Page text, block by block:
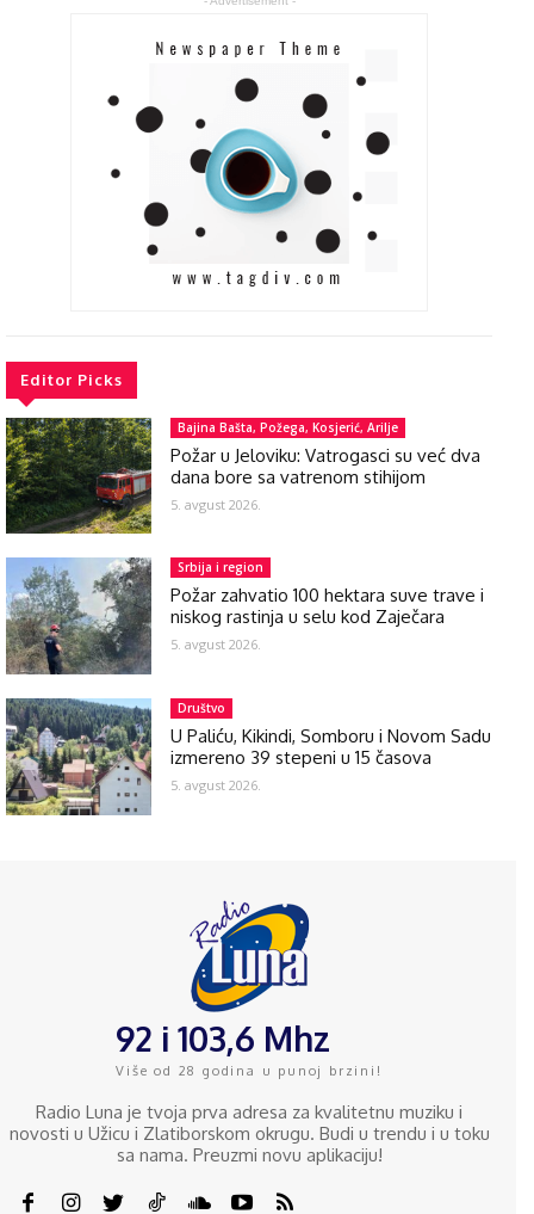
Editor Picks
Bajina Bašta, Požega, Kosjerić, Arilje
Požar u Jeloviku: Vatrogasci su već dva
dana bore sa vatrenom stihijom
5. avgust 2026.
Srbija i region
Požar zahvatio 100 hektara suve trave i
niskog rastinja u selu kod Zaječara
5. avgust 2026.
Društvo
U Paliću, Kikindi, Somboru i Novom Sadu
izmereno 39 stepeni u 15 časova
5. avgust 2026.
92 i 103,6 Mhz
Više od 28 godina u punoj brzini!
Radio Luna je tvoja prva adresa za kvalitetnu muziku i
novosti u Užicu i Zlatiborskom okrugu. Budi u trendu i u toku
sa nama. Preuzmi novu aplikaciju!